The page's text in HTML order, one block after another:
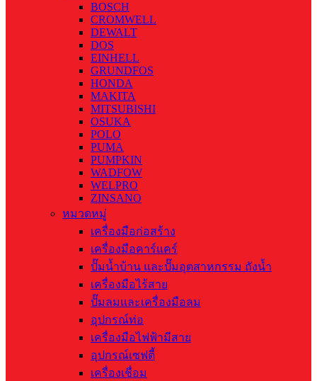
BOSCH
CROMWELL
DEWALT
DOS
EINHELL
GRUNDFOS
HONDA
MAKITA
MITSUBISHI
OSUKA
POLO
PUMA
PUMPKIN
WADFOW
WELPRO
ZINSANO
หมวดหมู่
เครื่องมือก่อสร้าง
เครื่องมือคาร์แคร์
ปั๊มน้ำบ้าน และปั๊มอุตสาหกรรม ถังน้ำ
เครื่องมือไร้สาย
ปั๊มลมและเครื่องมือลม
อุปกรณ์ท่อ
เครื่องมือไฟฟ้ามีสาย
อุปกรณ์เซฟตี้
เครื่องเชื่อม